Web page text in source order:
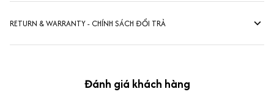
RETURN & WARRANTY - CHÍNH SÁCH ĐỔI TRẢ
Đánh giá khách hàng